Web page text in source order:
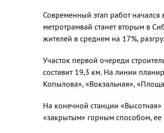
Современный этап работ
метротрамвай станет вторым в
жителей в среднем на 17%,
Участок первой очереди
составит 19,3 км. На линии
Копылова», «Вокзальная»,
На конечной станции «Высотная»
«закрытым» горным способом, ее